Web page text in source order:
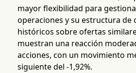
mayor flexibilidad para
operaciones y su estructura de
históricos sobre ofertas
muestran una reacción
acciones, con un movimiento
siguiente del -1,92%.